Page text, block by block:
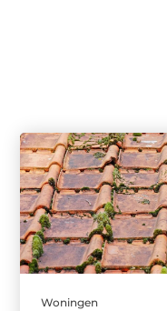
Woningen